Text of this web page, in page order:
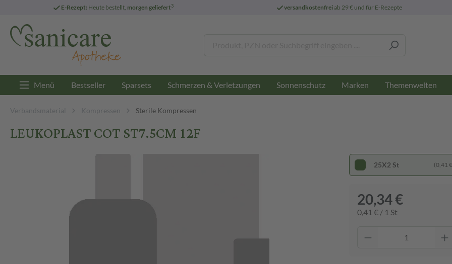
E-Rezept: Heute bestellt, morgen geliefert3 versandkostenfreiab 29 € und für E-Rezepte
Menü Bestseller Sparsets Schmerzen & Verletzungen Sonnenschutz Marken Themenwelten
Verbandsmaterial Kompressen Sterile Kompressen
LEUKOPLAST COT ST7.5CM 12F
25X2 St (0,41
20,34 €
0,41 € / 1 St